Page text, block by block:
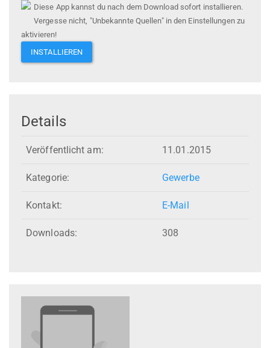
Diese App kannst du nach dem Download sofort installieren.
Vergesse nicht, "Unbekannte Quellen" in den Einstellungen zu
aktivieren!
INSTALLIEREN
Details
Veröffentlicht am: 11.01.2015
Kategorie: Gewerbe
Kontakt: E-Mail
Downloads: 308